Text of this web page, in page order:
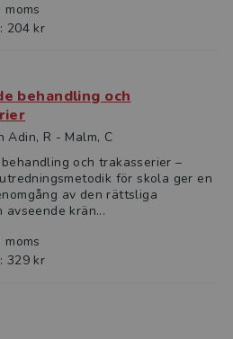
moms
204 kr
behandling och
Adin, R - Malm, C
och trakasserier –
för skola ger en
av den rättsliga
avseende krän...
moms
329 kr